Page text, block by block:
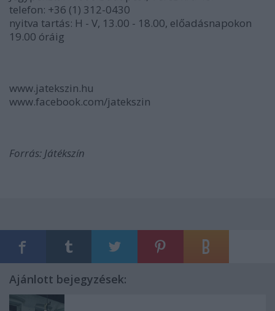
telefon: +36 (1) 312-0430
nyitva tartás: H - V, 13.00 - 18.00, előadásnapokon
19.00 óráig
www.jatekszin.hu
www.facebook.com/jatekszin
Forrás: Játékszín
Ajánlott bejegyzések: